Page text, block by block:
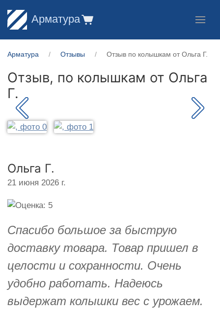
Арматура
Арматура Отзывы Отзыв по колышкам от Ольга Г.
Отзыв, по колышкам от Ольга
Г.
Ольга Г.
21 июня 2026 г.
Спасибо большое за быструю
доставку товара. Товар пришел в
целости и сохранности. Очень
удобно работать. Надеюсь
выдержат колышки вес с урожаем.